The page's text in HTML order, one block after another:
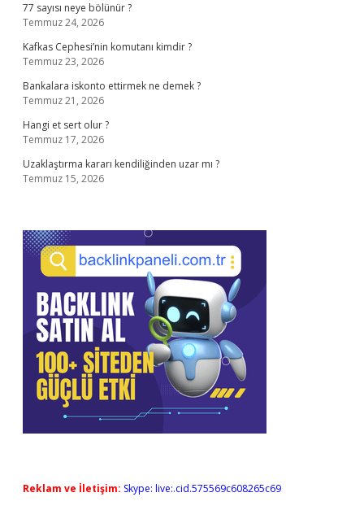
77 sayısı neye bölünür ?
Temmuz 24, 2026
Kafkas Cephesi’nin komutanı kimdir ?
Temmuz 23, 2026
Bankalara iskonto ettirmek ne demek ?
Temmuz 21, 2026
Hangi et sert olur ?
Temmuz 17, 2026
Uzaklaştırma kararı kendiliğinden uzar mı ?
Temmuz 15, 2026
Reklam ve İletişim: Skype: live:.cid.575569c608265c69